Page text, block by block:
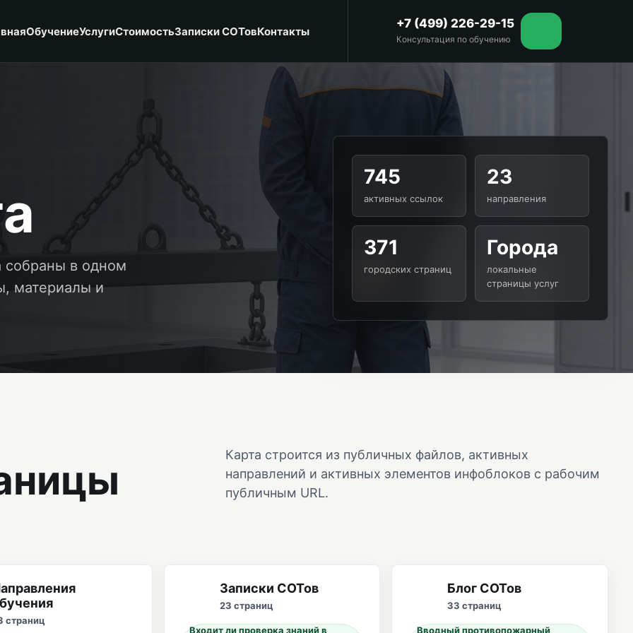
ОбучениеУслугиСтоимостьЗаписки СОТовКонтакты
+7 (499) 226-29-15
Консультация по обучению
собраны в одном
материалы и
745
активных ссылок
23
направления
371
городских страниц
Города
локальные
страницы услуг
Карта строится из публичных файлов, активных
направлений и активных элементов инфоблоков с рабочим
публичным URL.
страниц
Записки СОТов
23 страниц
Входит ли проверка знаний в
Блог СОТов
33 страниц
Вводный противопожарный